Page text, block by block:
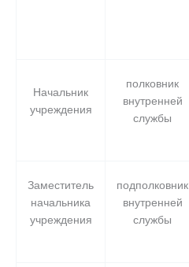
Начальник
учреждения
полковник
внутренней
службы
Заместитель
начальника
учреждения
подполковник
внутренней
службы